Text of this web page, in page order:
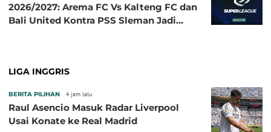
2026/2027: Arema FC Vs Kalteng FC dan
Bali United Kontra PSS Sleman Jadi
LIGA INGGRIS
BERITA PILIHAN 4 jam lalu
Raul Asencio Masuk Radar Liverpool
Usai Konate ke Real Madrid